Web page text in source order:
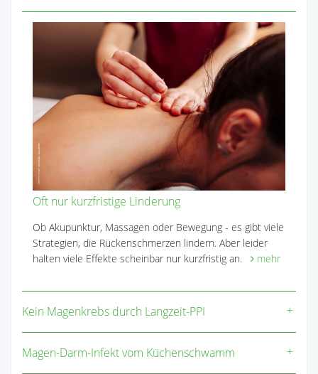
Oft nur kurzfristige Linderung
Ob Akupunktur, Massagen oder Bewegung - es gibt viele
Strategien, die Rückenschmerzen lindern. Aber leider
halten viele Effekte scheinbar nur kurzfristig an.
mehr
Kein Magenkrebs durch Langzeit-PPI
Magen-Darm-Infekt vom Küchenschwamm